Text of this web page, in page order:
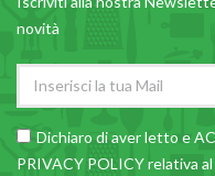
novità
Dichiaro di aver letto e
PRIVACY POLICY relativa